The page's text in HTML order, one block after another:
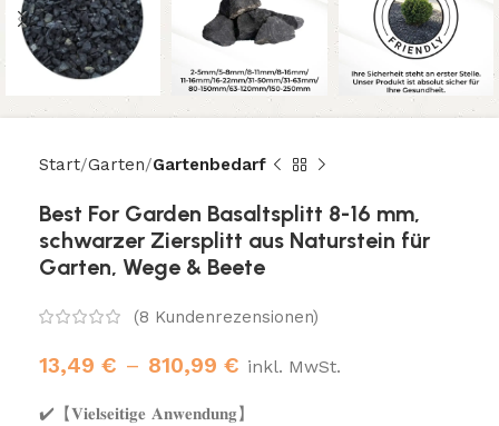
Start Garten Gartenbedarf
Best For Garden Basaltsplitt 8-16 mm,
schwarzer Ziersplitt aus Naturstein für
Garten, Wege & Beete
(8 Kundenrezensionen)
13,49 € – 810,99 € inkl. MwSt.
✔️【𝐕𝐢𝐞𝐥𝐬𝐞𝐢𝐭𝐢𝐠𝐞 𝐀𝐧𝐰𝐞𝐧𝐝𝐮𝐧𝐠】